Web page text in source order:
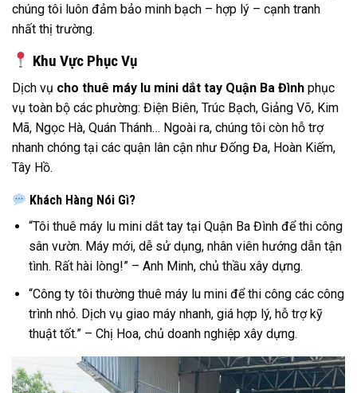
chúng tôi luôn đảm bảo minh bạch – hợp lý – cạnh tranh
nhất thị trường.
Khu Vực Phục Vụ
Dịch vụ cho thuê máy lu mini dắt tay Quận Ba Đình phục
vụ toàn bộ các phường: Điện Biên, Trúc Bạch, Giảng Võ, Kim
Mã, Ngọc Hà, Quán Thánh… Ngoài ra, chúng tôi còn hỗ trợ
nhanh chóng tại các quận lân cận như Đống Đa, Hoàn Kiếm,
Tây Hồ.
Khách Hàng Nói Gì?
“Tôi thuê máy lu mini dắt tay tại Quận Ba Đình để thi công
sân vườn. Máy mới, dễ sử dụng, nhân viên hướng dẫn tận
tình. Rất hài lòng!” – Anh Minh, chủ thầu xây dựng.
“Công ty tôi thường thuê máy lu mini để thi công các công
trình nhỏ. Dịch vụ giao máy nhanh, giá hợp lý, hỗ trợ kỹ
thuật tốt.” – Chị Hoa, chủ doanh nghiệp xây dựng.